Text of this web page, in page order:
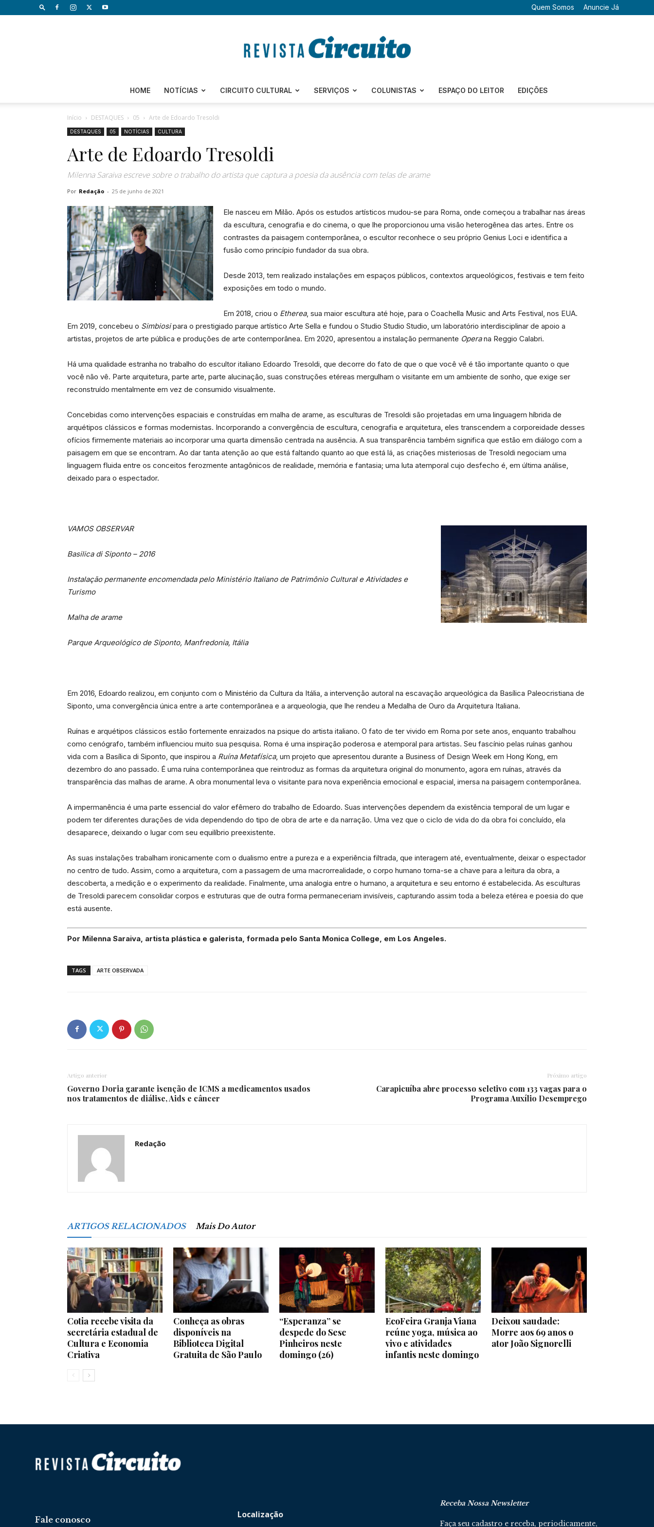
Quem Somos Anuncie Já
Revista
–
Portal
de
da
HOME NOTÍCIAS CIRCUITO CULTURAL SERVIÇOS COLUNISTAS ESPAÇO DO LEITOR EDIÇÕES
Início DESTAQUES 05 Arte de Edoardo Tresoldi
DESTAQUES 05 NOTÍCIAS CULTURA
Arte de Edoardo Tresoldi
Milenna Saraiva escreve sobre o trabalho do artista que captura a poesia da ausência com telas de arame
Por Redação - 25 de junho de 2021
Ele nasceu em Milão. Após os estudos artísticos mudou-se para Roma, onde começou a trabalhar nas áreas
da escultura, cenografia e do cinema, o que lhe proporcionou uma visão heterogênea das artes. Entre os
contrastes da paisagem contemporânea, o escultor reconhece o seu próprio Genius Loci e identifica a
fusão como princípio fundador da sua obra.
Desde 2013, tem realizado instalações em espaços públicos, contextos arqueológicos, festivais e tem feito
exposições em todo o mundo.
Em 2018, criou o Etherea, sua maior escultura até hoje, para o Coachella Music and Arts Festival, nos EUA.
Em 2019, concebeu o Simbiosipara o prestigiado parque artístico Arte Sella e fundou o Studio Studio Studio, um laboratório interdisciplinar de apoio a
artistas, projetos de arte pública e produções de arte contemporânea. Em 2020, apresentou a instalação permanente Operana Reggio Calabri.
Há uma qualidade estranha no trabalho do escultor italiano Edoardo Tresoldi, que decorre do fato de que o que você vê é tão importante quanto o que
você não vê. Parte arquitetura, parte arte, parte alucinação, suas construções etéreas mergulham o visitante em um ambiente de sonho, que exige ser
reconstruído mentalmente em vez de consumido visualmente.
Concebidas como intervenções espaciais e construídas em malha de arame, as esculturas de Tresoldi são projetadas em uma linguagem híbrida de
arquétipos clássicos e formas modernistas. Incorporando a convergência de escultura, cenografia e arquitetura, eles transcendem a corporeidade desses
ofícios firmemente materiais ao incorporar uma quarta dimensão centrada na ausência. A sua transparência também significa que estão em diálogo com a
paisagem em que se encontram. Ao dar tanta atenção ao que está faltando quanto ao que está lá, as criações misteriosas de Tresoldi negociam uma
linguagem fluida entre os conceitos ferozmente antagônicos de realidade, memória e fantasia; uma luta atemporal cujo desfecho é, em última análise,
deixado para o espectador.
VAMOS OBSERVAR
Basilica di Siponto – 2016
Instalação permanente encomendada pelo Ministério Italiano de Patrimônio Cultural e Atividades e
Turismo
Malha de arame
Parque Arqueológico de Siponto, Manfredonia, Itália
Em 2016, Edoardo realizou, em conjunto com o Ministério da Cultura da Itália, a intervenção autoral na escavação arqueológica da Basílica Paleocristiana de
Siponto, uma convergência única entre a arte contemporânea e a arqueologia, que lhe rendeu a Medalha de Ouro da Arquitetura Italiana.
Ruínas e arquétipos clássicos estão fortemente enraizados na psique do artista italiano. O fato de ter vivido em Roma por sete anos, enquanto trabalhou
como cenógrafo, também influenciou muito sua pesquisa. Roma é uma inspiração poderosa e atemporal para artistas. Seu fascínio pelas ruínas ganhou
vida com a Basílica di Siponto, que inspirou a Ruína Metafísica, um projeto que apresentou durante a Business of Design Week em Hong Kong, em
dezembro do ano passado. É uma ruína contemporânea que reintroduz as formas da arquitetura original do monumento, agora em ruínas, através da
transparência das malhas de arame. A obra monumental leva o visitante para nova experiência emocional e espacial, imersa na paisagem contemporânea.
A impermanência é uma parte essencial do valor efêmero do trabalho de Edoardo. Suas intervenções dependem da existência temporal de um lugar e
podem ter diferentes durações de vida dependendo do tipo de obra de arte e da narração. Uma vez que o ciclo de vida do da obra foi concluído, ela
desaparece, deixando o lugar com seu equilíbrio preexistente.
As suas instalações trabalham ironicamente com o dualismo entre a pureza e a experiência filtrada, que interagem até, eventualmente, deixar o espectador
no centro de tudo. Assim, como a arquitetura, com a passagem de uma macrorrealidade, o corpo humano torna-se a chave para a leitura da obra, a
descoberta, a medição e o experimento da realidade. Finalmente, uma analogia entre o humano, a arquitetura e seu entorno é estabelecida. As esculturas
de Tresoldi parecem consolidar corpos e estruturas que de outra forma permaneceriam invisíveis, capturando assim toda a beleza etérea e poesia do que
está ausente.
Por Milenna Saraiva, artista plástica e galerista, formada pelo Santa Monica College, em Los Angeles.
TAGS ARTE OBSERVADA
Artigo anterior
Governo Doria garante isenção de ICMS a medicamentos usados
nos tratamentos de diálise, Aids e câncer
Próximo artigo
Carapicuíba abre processo seletivo com 133 vagas para o
Programa Auxílio Desemprego
Redação
ARTIGOS RELACIONADOS Mais Do Autor
Cotia recebe visita da
secretária estadual de
Cultura e Economia
Criativa
Conheça as obras
disponíveis na
Biblioteca Digital
Gratuita de São Paulo
“Esperanza” se
despede do Sesc
Pinheiros neste
domingo (26)
EcoFeira Granja Viana
reúne yoga, música ao
vivo e atividades
infantis neste domingo
Deixou saudade:
Morre aos 69 anos o
ator João Signorelli
Fale conosco Localização
Receba Nossa Newsletter
Faça seu cadastro e receba, periodicamente,